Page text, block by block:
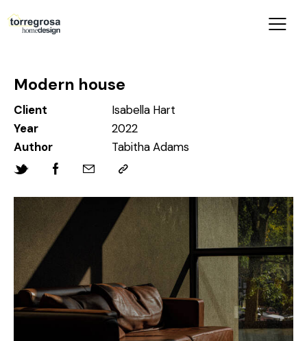
Modern house
Client
Isabella Hart
Year
2022
Author
Tabitha Adams